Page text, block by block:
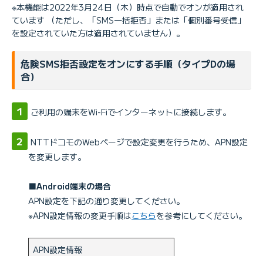
※本機能は2022年3月24日（木）時点で自動でオンが適用され
ています （ただし、「SMS一括拒否」または「個別番号受信」
を設定されていた方は適用されていません）。
危険SMS拒否設定をオンにする手順（タイプDの場
合）
ご利用の端末をWi-Fiでインターネットに接続します。
NTTドコモのWebページで設定変更を行うため、APN設定
を変更します。
■Android端末の場合
APN設定を下記の通り変更してください。
※APN設定情報の変更手順はこちらを参考にしてください。
APN設定情報